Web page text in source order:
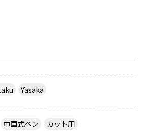
Yasaka
中国式ペン
カット用